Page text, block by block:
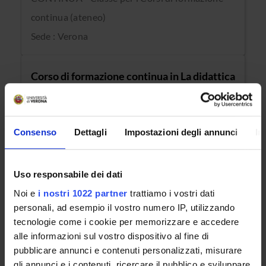
Consenso Dettagli Impostazioni degli annunci
Uso responsabile dei dati
Noi e i nostri 1022 partner trattiamo i vostri dati
personali, ad esempio il vostro numero IP, utilizzando
tecnologie come i cookie per memorizzare e accedere
alle informazioni sul vostro dispositivo al fine di
pubblicare annunci e contenuti personalizzati, misurare
continua (ateneo)
Sede : Verona
Corso di formazione continua in La didattica
dell’arte nella scuola dell’infanzia e nella
Classe di appartenenza : FORMAZIONE
CONTINUA - Classe per i Corsi di formazione
continua (ateneo)
Sede : Verona
Corso di formazione continua in La musica